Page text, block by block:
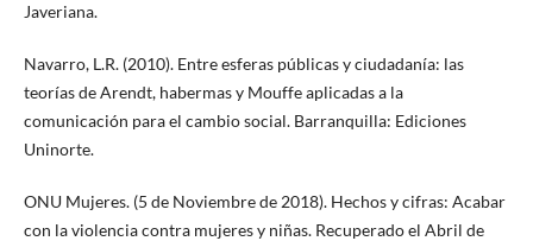
Javeriana.
Navarro, L.R. (2010). Entre esferas públicas y ciudadanía: las
teorías de Arendt, habermas y Mouffe aplicadas a la
comunicación para el cambio social. Barranquilla: Ediciones
Uninorte.
ONU Mujeres. (5 de Noviembre de 2018). Hechos y cifras: Acabar
con la violencia contra mujeres y niñas. Recuperado el Abril de